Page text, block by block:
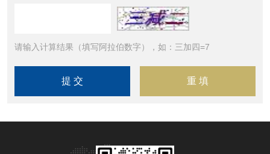
请输入计算结果（填写阿拉伯数字），如：三加四=7